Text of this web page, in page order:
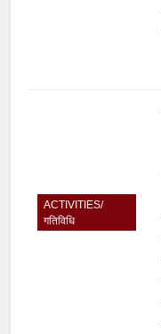
ACTIVITIES/
गतिविधि